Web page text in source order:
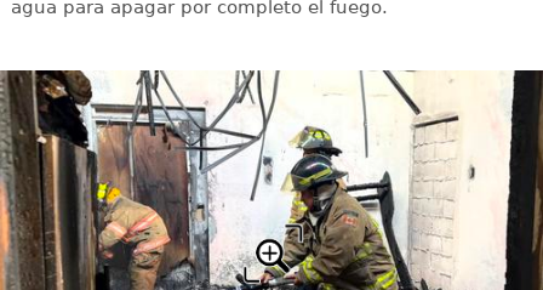
agua para apagar por completo el fuego.